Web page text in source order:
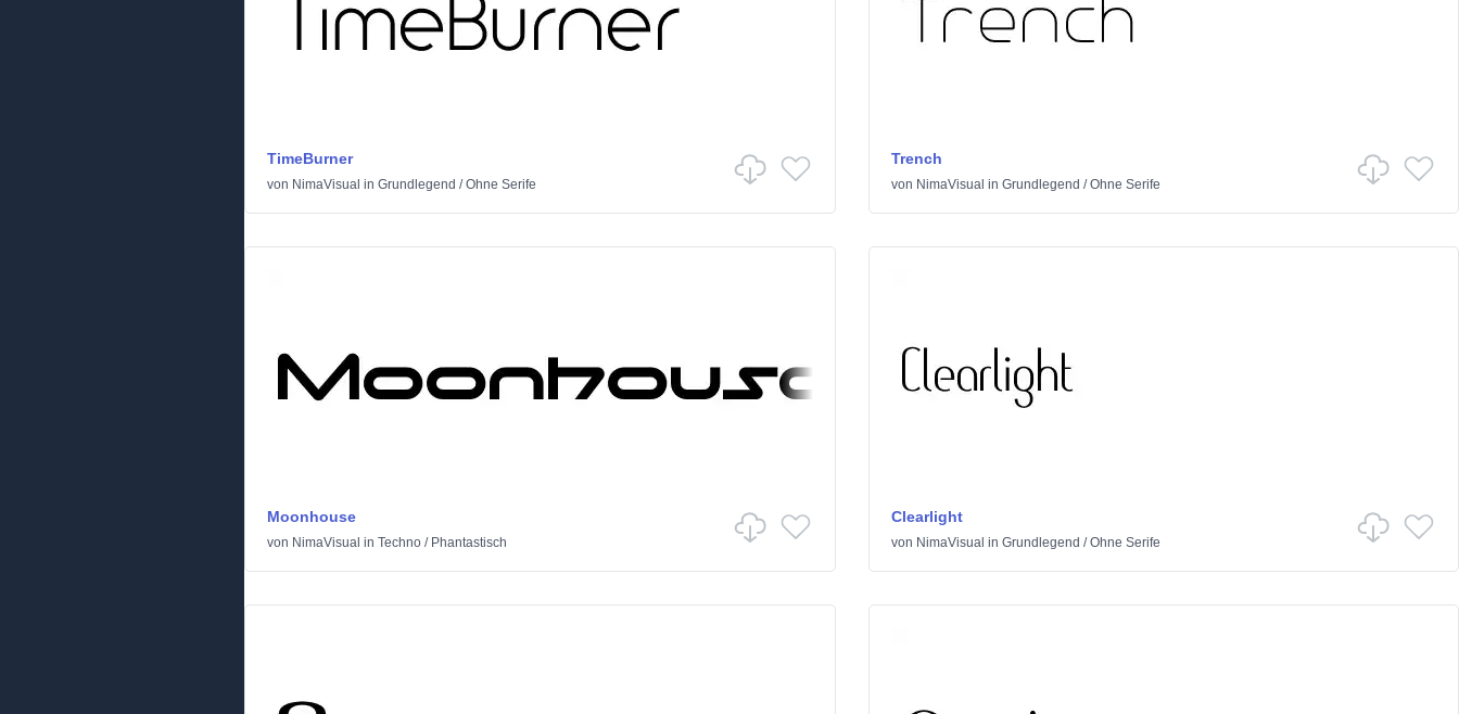
TimeBurner
von NimaVisual in Grundlegend /Ohne Serife
Trench
von NimaVisual in Grundlegend /Ohne Serife
Moonhouse
von NimaVisual in Techno / Phantastisch
Clearlight
von NimaVisual in Grundlegend /Ohne Serife